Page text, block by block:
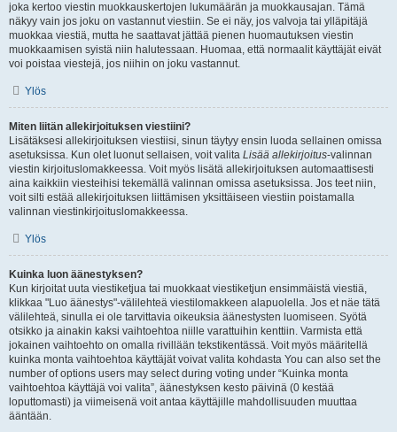
joka kertoo viestin muokkauskertojen lukumäärän ja muokkausajan. Tämä
näkyy vain jos joku on vastannut viestiin. Se ei näy, jos valvoja tai ylläpitäjä
muokkaa viestiä, mutta he saattavat jättää pienen huomautuksen viestin
muokkaamisen syistä niin halutessaan. Huomaa, että normaalit käyttäjät eivät
voi poistaa viestejä, jos niihin on joku vastannut.
Ylös
Miten liitän allekirjoituksen viestiini?
Lisätäksesi allekirjoituksen viestiisi, sinun täytyy ensin luoda sellainen omissa
asetuksissa. Kun olet luonut sellaisen, voit valita Lisää allekirjoitus-valinnan
viestin kirjoituslomakkeessa. Voit myös lisätä allekirjoituksen automaattisesti
aina kaikkiin viesteihisi tekemällä valinnan omissa asetuksissa. Jos teet niin,
voit silti estää allekirjoituksen liittämisen yksittäiseen viestiin poistamalla
valinnan viestinkirjoituslomakkeessa.
Ylös
Kuinka luon äänestyksen?
Kun kirjoitat uuta viestiketjua tai muokkaat viestiketjun ensimmäistä viestiä,
klikkaa "Luo äänestys"-välilehteä viestilomakkeen alapuolella. Jos et näe tätä
välilehteä, sinulla ei ole tarvittavia oikeuksia äänestysten luomiseen. Syötä
otsikko ja ainakin kaksi vaihtoehtoa niille varattuihin kenttiin. Varmista että
jokainen vaihtoehto on omalla rivillään tekstikentässä. Voit myös määritellä
kuinka monta vaihtoehtoa käyttäjät voivat valita kohdasta You can also set the
number of options users may select during voting under “Kuinka monta
vaihtoehtoa käyttäjä voi valita”, äänestyksen kesto päivinä (0 kestää
loputtomasti) ja viimeisenä voit antaa käyttäjille mahdollisuuden muuttaa
ääntään.